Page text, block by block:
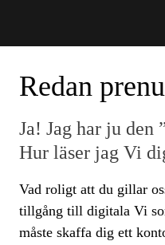
Redan
Ja! Jag har ju den
Hur läser jag Vi
Vad roligt att du gillar
tillgång till digitala Vi
måste skaffa dig ett